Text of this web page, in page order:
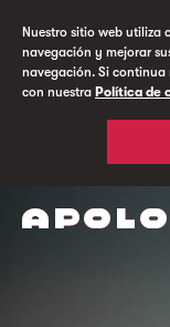
Nuestro sitio web utiliza
navegación y mejorar
navegación. Si continua
con nuestra Política de